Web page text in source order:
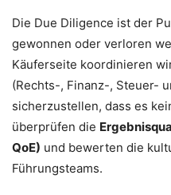
Die Due Diligence ist der
gewonnen oder verloren
Käuferseite koordinieren
(Rechts-, Finanz-, Steuer-
sicherzustellen, dass es
überprüfen die
QoE) und bewerten die
Führungsteams.